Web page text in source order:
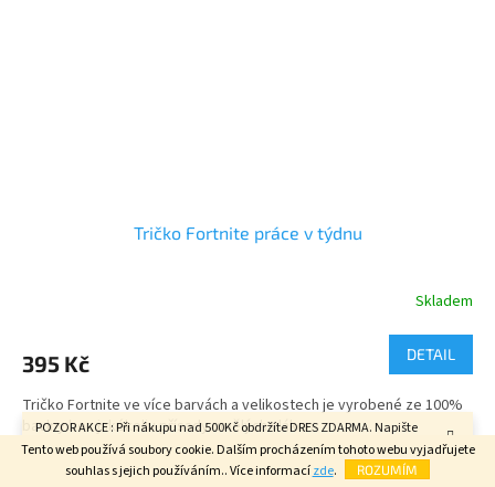
Tento web používá soubory cookie. Dalším procházením tohoto webu vyjadřujete
souhlas s jejich používáním.. Více informacízde. ROZUMÍM
POZOR AKCE : Při nákupu nad 500Kč obdržíte DRES ZDARMA. Napište
velikost do poznámky v závěrečném kroku objednávky. FAJN DEN.
Tričko Fortnite práce v týdnu
je
z
5
hvězdiček.
Skladem
395 Kč DETAIL
Tričko Fortnite ve více barvách a velikostech je vyrobené ze 100%
bavlny bez jakékoliv přísady umělých vláken.
Ano bavlna je trochu dražší , ale cena vyváží pohodlné nošení, dobrý